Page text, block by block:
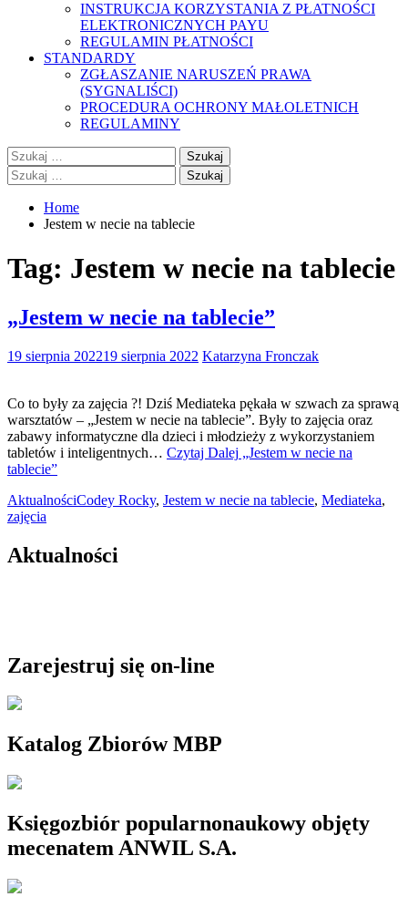
INSTRUKCJA KORZYSTANIA Z PŁATNOŚCI
ELEKTRONICZNYCH PAYU
REGULAMIN PŁATNOŚCI
STANDARDY
ZGŁASZANIE NARUSZEŃ PRAWA
(SYGNALIŚCI)
PROCEDURA OCHRONY MAŁOLETNICH
REGULAMINY
Szukaj:
Szukaj:
Home
Jestem w necie na tablecie
Tag: Jestem w necie na tablecie
„Jestem w necie na tablecie”
19 sierpnia 202219 sierpnia 2022 Katarzyna Fronczak
Co to były za zajęcia ?! Dziś Mediateka pękała w szwach za sprawą
warsztatów – „Jestem w necie na tablecie”. Były to zajęcia oraz
zabawy informatyczne dla dzieci i młodzieży z wykorzystaniem
tabletów i inteligentnych… Czytaj Dalej „Jestem w necie na
tablecie”
AktualnościCodey Rocky, Jestem w necie na tablecie, Mediateka,
zajęcia
Aktualności
Zarejestruj się on-line
Katalog Zbiorów MBP
Księgozbiór popularnonaukowy objęty
mecenatem ANWIL S.A.